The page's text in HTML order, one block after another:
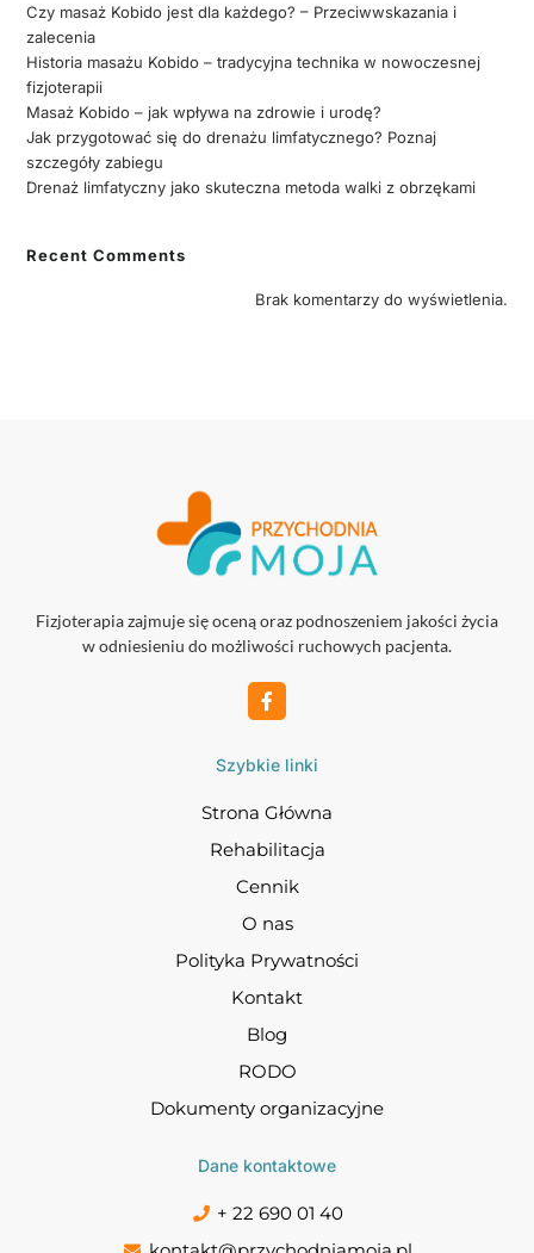
Czy masaż Kobido jest dla każdego? – Przeciwwskazania i
zalecenia
Historia masażu Kobido – tradycyjna technika w nowoczesnej
fizjoterapii
Masaż Kobido – jak wpływa na zdrowie i urodę?
Jak przygotować się do drenażu limfatycznego? Poznaj
szczegóły zabiegu
Drenaż limfatyczny jako skuteczna metoda walki z obrzękami
Recent Comments
Brak komentarzy do wyświetlenia.
Fizjoterapia zajmuje się oceną oraz podnoszeniem jakości życia
w odniesieniu do możliwości ruchowych pacjenta.
Szybkie linki
Strona Główna
Rehabilitacja
Cennik
O nas
Polityka Prywatności
Kontakt
Blog
RODO
Dokumenty organizacyjne
Dane kontaktowe
+ 22 690 01 40